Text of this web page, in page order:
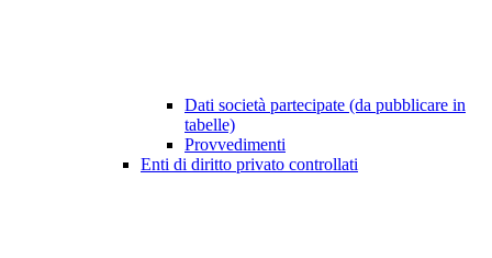
Dati società partecipate (da pubblicare in
tabelle)
Provvedimenti
Enti di diritto privato controllati